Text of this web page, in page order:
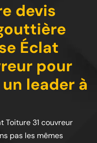
devis
Éclat
pour
leader à
Toiture 31 couvreur
pas les mêmes